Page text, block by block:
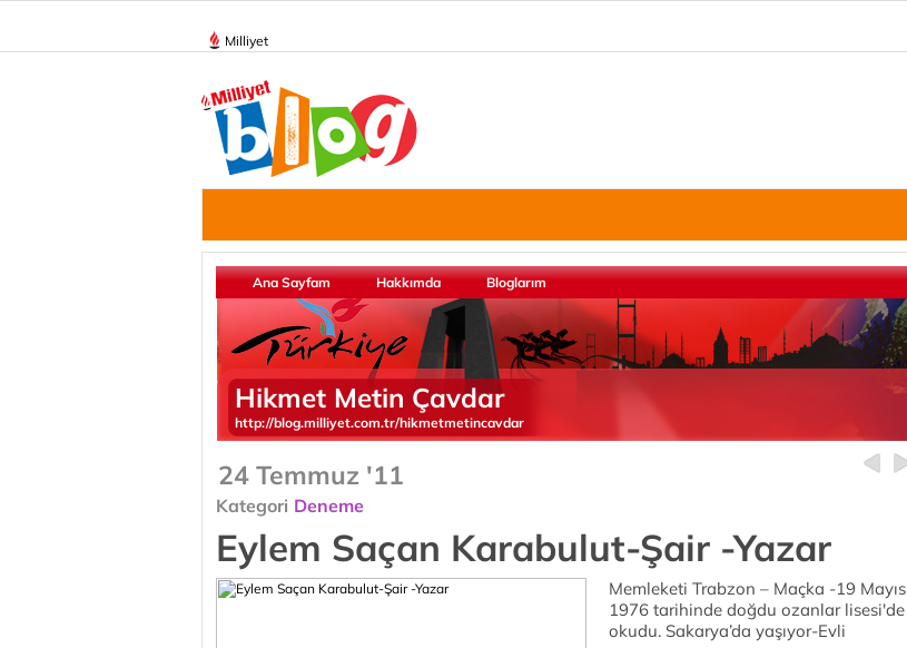
Milliyet
Ana Sayfam Hakkımda Bloglarım
Hikmet Metin Çavdar
http://blog.milliyet.com.tr/hikmetmetincavdar
24 Temmuz '11
Kategori Deneme
Eylem Saçan Karabulut-Şair -Yazar
Memleketi Trabzon – Maçka -19 Mayıs
1976 tarihinde doğdu ozanlar lisesi'de
okudu. Sakarya’da yaşıyor-Evli